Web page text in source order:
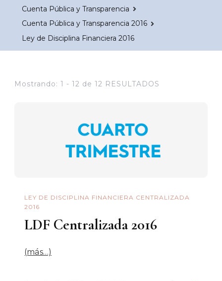
Cuenta Pública y Transparencia
Cuenta Pública y Transparencia 2016
Ley de Disciplina Financiera 2016
Mostrando: 1 - 12 de 12 RESULTADOS
LEY DE DISCIPLINA FINANCIERA CENTRALIZADA
2016
LDF Centralizada 2016
(más…)